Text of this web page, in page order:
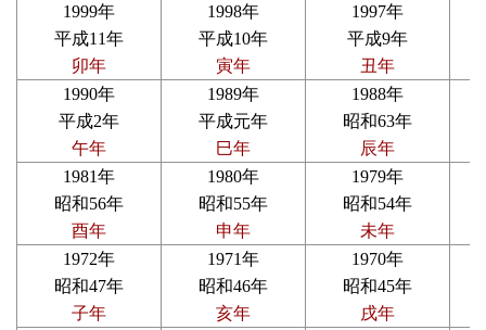
1999年
平成11年
卯年
1998年
平成10年
寅年
1997年
平成9年
丑年
1990年
平成2年
午年
1989年
平成元年
巳年
1988年
昭和63年
辰年
1981年
昭和56年
酉年
1980年
昭和55年
申年
1979年
昭和54年
未年
1972年
昭和47年
子年
1971年
昭和46年
亥年
1970年
昭和45年
戌年